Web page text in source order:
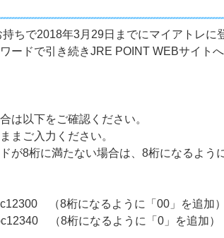
ちで2018年3月29日までにマイアトレに
ードで引き続きJRE POINT WEBサイト
は以下をご確認ください。
まご入力ください。
が8桁に満たない場合は、8桁になるよう
（8桁になるように「00」を追加）
（8桁になるように「0」を追加）